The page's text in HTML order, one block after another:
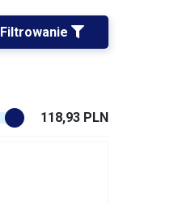
Filtrowanie
118,93 PLN